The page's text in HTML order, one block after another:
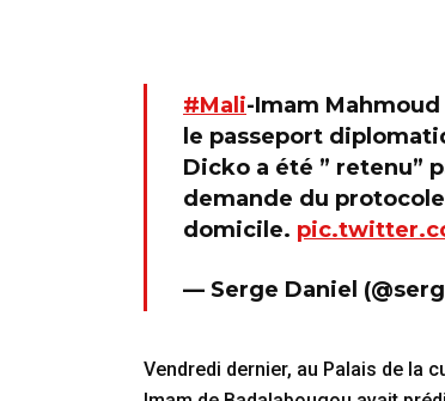
#Mali-Imam
le passeport
Dicko a été ” retenu”
demande du
domicile.
— Serge Daniel
Vendredi dernier, au Palais de la